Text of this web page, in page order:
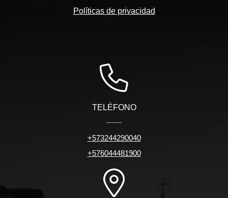
Políticas de privacidad
TELÉFONO
+573244290040
+576044481900